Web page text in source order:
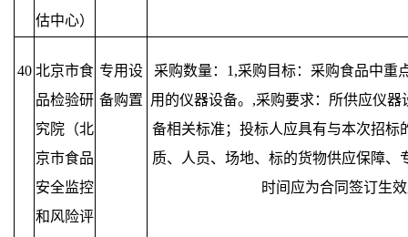
估中心）
40 北京市食
品检验研
究院（北
京市食品
安全监控
和风险评
专用设
备购置
采购数量：1,采购目标：采购食品中重
用的仪器设备。,采购要求：所供应仪
备相关标准；投标人应具有与本次招标
质、人员、场地、标的货物供应保障、
时间应为合同签订生